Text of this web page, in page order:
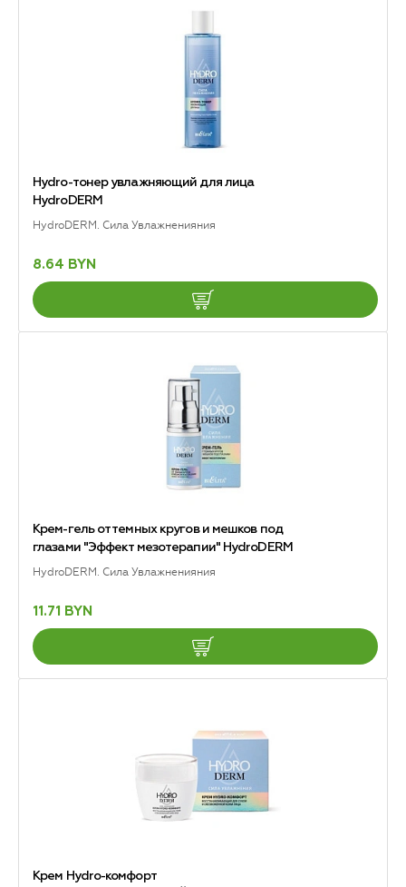
Hydro-тонер увлажняющий для лица
HydroDERM
HydroDERM. Сила Увлажненияния
8.64 BYN
Крем-гель от темных кругов и мешков под
глазами "Эффект мезотерапии" HydroDERM
HydroDERM. Сила Увлажненияния
11.71 BYN
Крем Hydro-комфорт